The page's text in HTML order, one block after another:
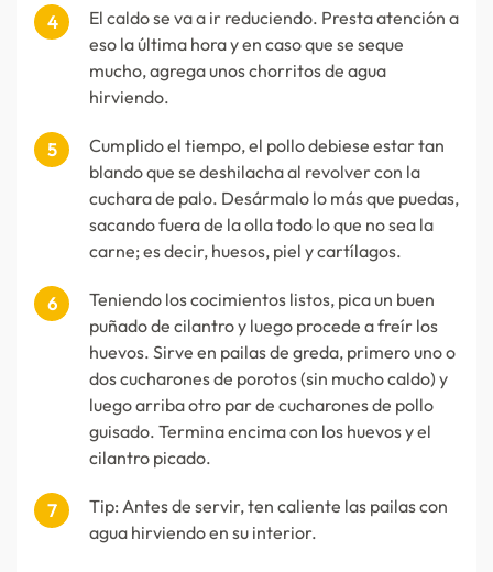
El caldo se va a ir reduciendo. Presta atención a
eso la última hora y en caso que se seque
mucho, agrega unos chorritos de agua
hirviendo.
Cumplido el tiempo, el pollo debiese estar tan
blando que se deshilacha al revolver con la
cuchara de palo. Desármalo lo más que puedas,
sacando fuera de la olla todo lo que no sea la
carne; es decir, huesos, piel y cartílagos.
Teniendo los cocimientos listos, pica un buen
puñado de cilantro y luego procede a freír los
huevos. Sirve en pailas de greda, primero uno o
dos cucharones de porotos (sin mucho caldo) y
luego arriba otro par de cucharones de pollo
guisado. Termina encima con los huevos y el
cilantro picado.
Tip: Antes de servir, ten caliente las pailas con
agua hirviendo en su interior.